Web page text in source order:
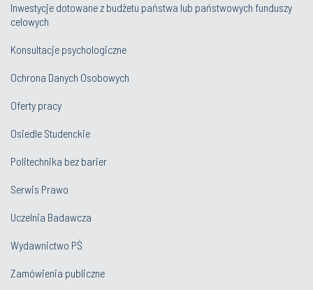
Inwestycje dotowane z budżetu państwa lub państwowych funduszy
celowych
Konsultacje psychologiczne
Ochrona Danych Osobowych
Oferty pracy
Osiedle Studenckie
Politechnika bez barier
Serwis Prawo
Uczelnia Badawcza
Wydawnictwo PŚ
Zamówienia publiczne